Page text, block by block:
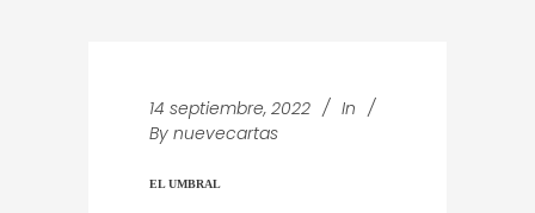
14 septiembre, 2022
In
By nuevecartas
EL UMBRAL